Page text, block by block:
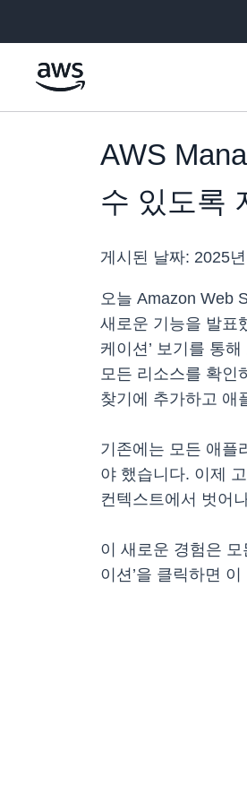
AWS
수 있도록
게시된 날짜: 2025
오늘 Amazon Web
새로운 기능을 발표
케이션’ 보기를 통
모든 리소스를 확인
찾기에 추가하고 애
기존에는 모든 애플
야 했습니다. 이제
컨텍스트에서 벗어
이 새로운 경험은
이션’을 클릭하면